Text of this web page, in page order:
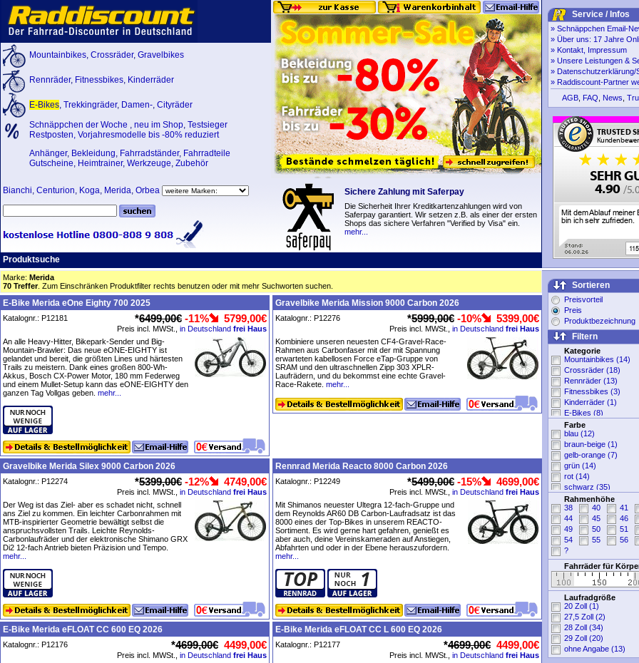
Mountainbikes, Crossräder, Gravelbikes
Rennräder, Fitnessbikes, Kinderräder
E-Bikes, Trekkingräder, Damen-, Cityräder
Schnäppchen der Woche , neu im Shop, Testsieger
Restposten, Vorjahresmodelle bis -80% reduziert
Anhänger, Bekleidung, Fahrradständer, Fahrradteile
Gutscheine, Heimtrainer, Werkzeuge, Zubehör
Service / Infos
» Schnäppchen Email-
» Über uns: 17 Jahre
» Kontakt, Impressum
» Unsere Leistungen &
» Datenschutzerklärung/
» Raddiscount-Partner
AGB FAQ News
Bianchi, Centurion, Koga, Merida, Orbea Sichere Zahlung mit Saferpay
Die Sicherheit Ihrer Kreditkartenzahlungen wird von
Saferpay garantiert. Wir setzen z.B. als einer der ersten
Shops das sichere Verfahren "Verified by Visa" ein.
mehr...
Produktsuche
Marke: Merida
70 Treffer. Zum Einschränken Produktfilter rechts benutzen oder mit mehr Suchworten suchen.
E-Bike Merida eOne Eighty 700 2025
Katalognr.: P12181 *6499,00€ -11% 5799,00€
Preis incl. MWSt., in Deutschland frei Haus
An alle Heavy-Hitter, Bikepark-Sender und Big-
Mountain-Brawler: Das neue eONE-EIGHTY ist
gelandet und bereit, die größten Lines und härtesten
Trails zu meistern. Dank eines großen 800-Wh-
Akkus, Bosch CX-Power Motor, 180 mm Federweg
und einem Mullet-Setup kann das eONE-EIGHTY den
ganzen Tag Vollgas geben. mehr...
Gravelbike Merida Mission 9000 Carbon 2026
Katalognr.: P12276 *5999,00€ -10% 5399,00€
Preis incl. MWSt., in Deutschland frei Haus
Kombiniere unseren neuesten CF4-Gravel-Race-
Rahmen aus Carbonfaser mit der mit Spannung
erwarteten kabellosen Force eTap-Gruppe von
SRAM und den ultraschnellen Zipp 303 XPLR-
Laufrädern, und du bekommst eine echte Gravel-
Race-Rakete. mehr...
Gravelbike Merida Silex 9000 Carbon 2026
Katalognr.: P12274 *5399,00€ -12% 4749,00€
Preis incl. MWSt., in Deutschland frei Haus
Der Weg ist das Ziel- aber es schadet nicht, schnell
ans Ziel zu kommen. Ein leichter Carbonrahmen mit
MTB-inspirierter Geometrie bewältigt selbst die
anspruchsvollsten Trails. Leichte Reynolds-
Carbonlaufräder und der elektronische Shimano GRX
Di2 12-fach Antrieb bieten Präzision und Tempo.
mehr...
Rennrad Merida Reacto 8000 Carbon 2026
Katalognr.: P12249 *5499,00€ -15% 4699,00€
Preis incl. MWSt., in Deutschland frei Haus
Mit Shimanos neuester Ultegra 12-fach-Gruppe und
dem Reynolds AR60 DB Carbon-Laufradsatz ist das
8000 eines der Top-Bikes in unserem REACTO-
Sortiment. Es wird gerne hart gefahren, genießt es
aber auch, deine Vereinskameraden auf Anstiegen,
Abfahrten und oder in der Ebene herauszufordern.
mehr...
E-Bike Merida eFLOAT CC 600 EQ 2026
Katalognr.: P12176 *4699,00€ 4499,00€
Preis incl. MWSt., in Deutschland frei Haus
E-Bike Merida eFLOAT CC L 600 EQ 2026
Katalognr.: P12177 *4699,00€ 4499,00€
Preis incl. MWSt., in Deutschland frei Haus
Sortieren
Preisvorteil
Preis
Produktbezeichnung
Filtern
Kategorie
Mountainbikes (14)
Crossräder (18)
Rennräder (13)
Fitnessbikes (3)
Kinderräder (1)
E-Bikes (8)
Sportbekleidung (8)
Fahrradteile (2)
Fahrradzubehör (3)
Farbe
blau (12)
braun-beige (1)
gelb-orange (7)
grün (14)
rot (14)
schwarz (35)
silber-grau (39)
weiß (7)
ohne Angabe (2)
Rahmenhöhe
38
40 41
44
45 46
49
50 51
54
55 56
?
Fahrräder für
Laufradgröße
20 Zoll (1)
27,5 Zoll (2)
28 Zoll (34)
29 Zoll (20)
ohne Angabe (13)